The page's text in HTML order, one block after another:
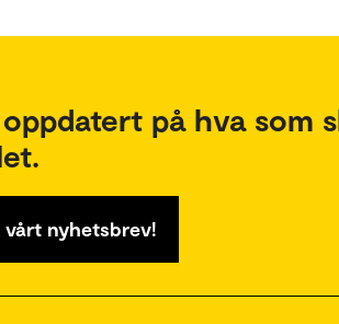
på hva som
nyhetsbrev!